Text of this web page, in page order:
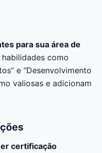
para sua área de
como
e “Desenvolvimento
valiosas e adicionam
certificação